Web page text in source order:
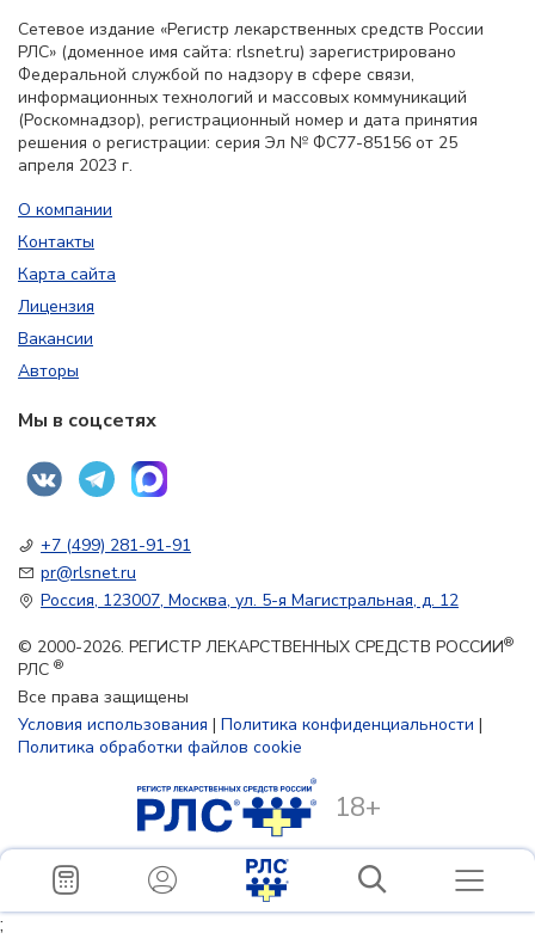
Сетевое издание «Регистр лекарственных средств России
РЛС» (доменное имя сайта: rlsnet.ru) зарегистрировано
Федеральной службой по надзору в сфере связи,
информационных технологий и массовых коммуникаций
(Роскомнадзор), регистрационный номер и дата принятия
решения о регистрации: серия Эл № ФС77-85156 от 25
апреля 2023 г.
О компании
Контакты
Карта сайта
Лицензия
Вакансии
Авторы
Мы в соцсетях
+7 (499) 281-91-91
pr@rlsnet.ru
Россия, 123007, Москва, ул. 5-я Магистральная, д. 12
© 2000-2026. РЕГИСТР ЛЕКАРСТВЕННЫХ СРЕДСТВ РОССИИ®
РЛС ®
Все права защищены
Условия использования | Политика конфиденциальности |
Политика обработки файлов cookie
18+
;